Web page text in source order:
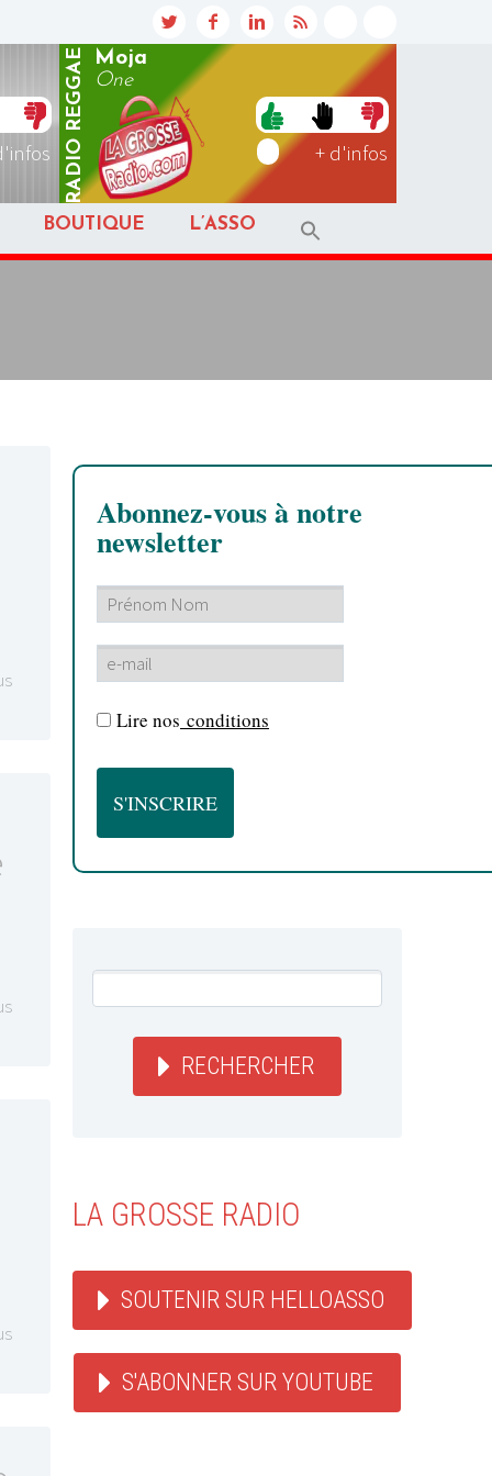
RADIO
REGGAE
Moja
One
+ d'infos
BOUTIQUE L’ASSO
Abonnez-vous à notre
newsletter
Lire nos conditions
RECHERCHER
LA GROSSE RADIO
SOUTENIR SUR HELLOASSO
S'ABONNER SUR YOUTUBE